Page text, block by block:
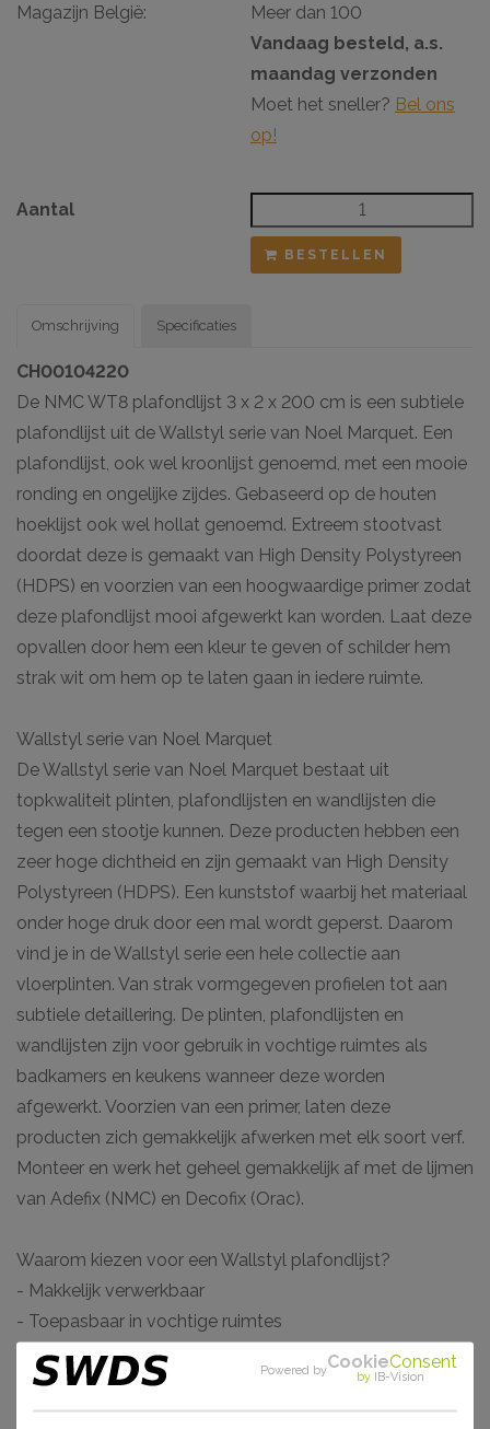
Magazijn België:
Meer dan 100
Vandaag besteld, a.s.
maandag verzonden
Moet het sneller? Bel ons
op!
Aantal
BESTELLEN
Omschrijving
CH00104220
De NMC WT8 plafondlijst 3 x 2 x 200 cm is een subtiele
plafondlijst uit de Wallstyl serie van Noel Marquet. Een
plafondlijst, ook wel kroonlijst genoemd, met een mooie
ronding en ongelijke zijdes. Gebaseerd op de houten
hoeklijst ook wel hollat genoemd. Extreem stootvast
doordat deze is gemaakt van High Density Polystyreen
(HDPS) en voorzien van een hoogwaardige primer zodat
deze plafondlijst mooi afgewerkt kan worden. Laat deze
opvallen door hem een kleur te geven of schilder hem
strak wit om hem op te laten gaan in iedere ruimte.
Wallstyl serie van Noel Marquet
De Wallstyl serie van Noel Marquet bestaat uit
topkwaliteit plinten, plafondlijsten en wandlijsten die
tegen een stootje kunnen. Deze producten hebben een
zeer hoge dichtheid en zijn gemaakt van High Density
Polystyreen (HDPS). Een kunststof waarbij het materiaal
onder hoge druk door een mal wordt geperst. Daarom
vind je in de Wallstyl serie een hele collectie aan
vloerplinten. Van strak vormgegeven profielen tot aan
subtiele detaillering. De plinten, plafondlijsten en
wandlijsten zijn voor gebruik in vochtige ruimtes als
badkamers en keukens wanneer deze worden
afgewerkt. Voorzien van een primer, laten deze
producten zich gemakkelijk afwerken met elk soort verf.
Monteer en werk het geheel gemakkelijk af met de lijmen
van Adefix (NMC) en Decofix (Orac).
Waarom kiezen voor een Wallstyl plafondlijst?
- Makkelijk verwerkbaar
- Toepasbaar in vochtige ruimtes
- Hoge dichtheid vanwege materiaal HDPS
- Voorgeschilderd en extreem stootvast
Specificaties
Powered byCookieConsent
by IB-Vision